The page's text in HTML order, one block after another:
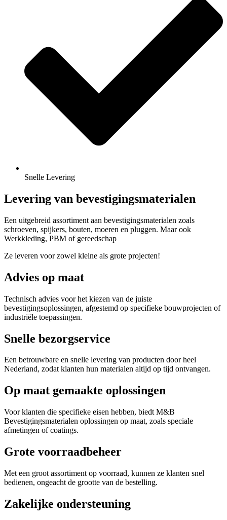
Snelle Levering
Levering van bevestigingsmaterialen
Een uitgebreid assortiment aan bevestigingsmaterialen zoals
schroeven, spijkers, bouten, moeren en pluggen. Maar ook
Werkkleding, PBM of gereedschap
Ze leveren voor zowel kleine als grote projecten!
Advies op maat
Technisch advies voor het kiezen van de juiste
bevestigingsoplossingen, afgestemd op specifieke bouwprojecten of
industriële toepassingen.
Snelle bezorgservice
Een betrouwbare en snelle levering van producten door heel
Nederland, zodat klanten hun materialen altijd op tijd ontvangen.
Op maat gemaakte oplossingen
Voor klanten die specifieke eisen hebben, biedt M&B
Bevestigingsmaterialen oplossingen op maat, zoals speciale
afmetingen of coatings.
Grote voorraadbeheer
Met een groot assortiment op voorraad, kunnen ze klanten snel
bedienen, ongeacht de grootte van de bestelling.
Zakelijke ondersteuning